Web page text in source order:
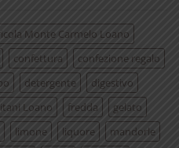
Monte Carmelo Loano
confettura
confezione regalo
detergente
digestivo
Loano fredda
gelato
limone liquore
mandorle